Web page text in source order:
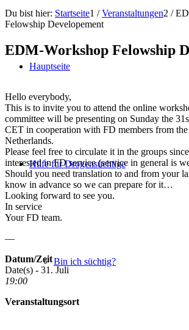
Hauptseite
Hilfe für Drogensüchtige
Bin ich süchtig?
Du bist hier: Startseite1 / Veranstaltungen2 /
Felowship Developement
EDM-Workshop Felowship
Hello everybody,
This is to invite you to attend the online
committee will be presenting on Sunday the
CET in cooperation with FD members from
Netherlands.
Please feel free to circulate it in the groups
interested in FD service (service in general is
Should you need translation to and from your
know in advance so we can prepare for it…
Looking forward to see you.
In service
Your FD team.
—
Datum/Zeit
Date(s) - 31. Juli
19:00
Veranstaltungsort